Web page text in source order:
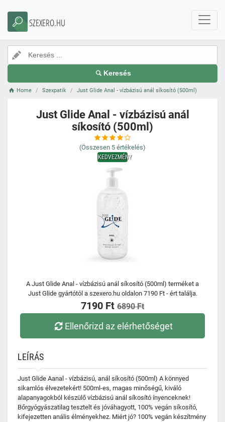
SZEXERO.HU
Keresés
Home Szexpatik Just Glide Anal - vízbázisú anál síkosító (500ml)
Just Glide Anal - vízbázisú anál
síkosító (500ml)
(Összesen 5 értékelés)
KEDVEZMÉNY
A Just Glide Anal - vízbázisú anál síkosító (500ml) terméket a
Just Glide gyártótól a szexero.hu oldalon 7190 Ft - ért találja.
7190 Ft 6890 Ft
Ellenőrizd az elérhetőséget
LEÍRÁS
Just Glide Aanal - vízbázisú, anál síkosító (500ml) A könnyed
sikamlós élvezetekért! 500ml-es, magas minőségű, kiváló
alapanyagokból készülő vízbázisú anál síkosító ínyenceknek!
Bőrgyógyászatilag tesztelt és jóváhagyott, 100% vegán síkosító,
kifejezetten anális élményekhez. Miért jó? 100% vegán készítmény